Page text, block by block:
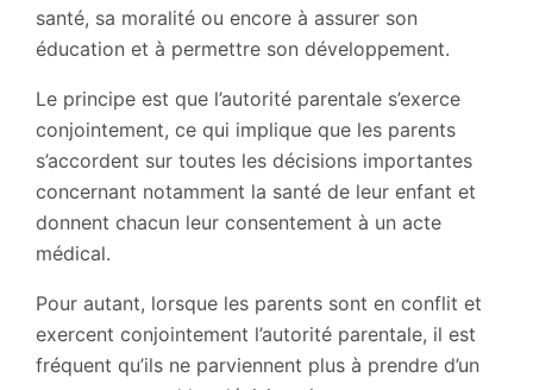
santé, sa moralité ou encore à assurer son
éducation et à permettre son développement.
Le principe est que l’autorité parentale s’exerce
conjointement, ce qui implique que les parents
s’accordent sur toutes les décisions importantes
concernant notamment la santé de leur enfant et
donnent chacun leur consentement à un acte
médical.
Pour autant, lorsque les parents sont en conflit et
exercent conjointement l’autorité parentale, il est
fréquent qu’ils ne parviennent plus à prendre d’un